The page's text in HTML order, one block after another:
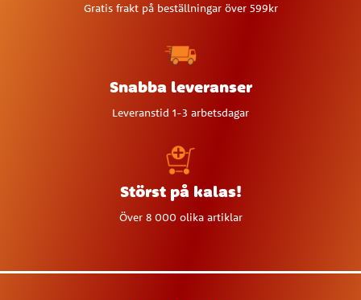
Gratis frakt på beställningar över 599kr
Snabba leveranser
Leveranstid 1-3 arbetsdagar
Störst på kalas!
Över 8 000 olika artiklar